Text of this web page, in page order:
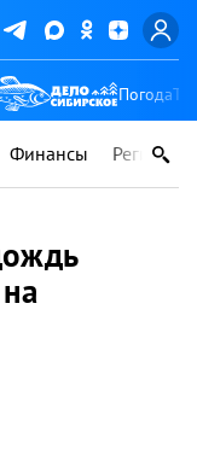
Погода
Финансы Регионы